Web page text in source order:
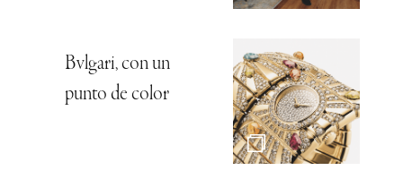
Bvlgari, con un
punto de color